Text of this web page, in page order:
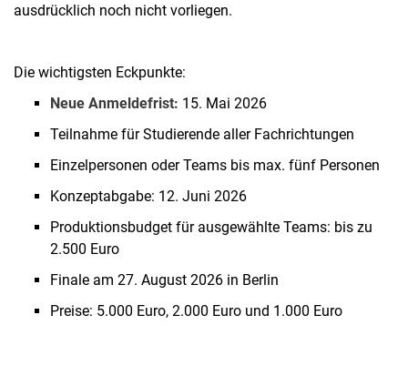
ausdrücklich noch nicht vorliegen.
Die wichtigsten Eckpunkte:
Neue Anmeldefrist: 15. Mai 2026
Teilnahme für Studierende aller Fachrichtungen
Einzelpersonen oder Teams bis max. fünf Personen
Konzeptabgabe: 12. Juni 2026
Produktionsbudget für ausgewählte Teams: bis zu
2.500 Euro
Finale am 27. August 2026 in Berlin
Preise: 5.000 Euro, 2.000 Euro und 1.000 Euro